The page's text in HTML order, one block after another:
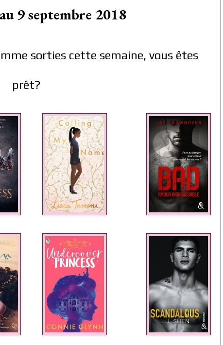
9 septembre 2018
sorties cette semaine, vous êtes
prêt?